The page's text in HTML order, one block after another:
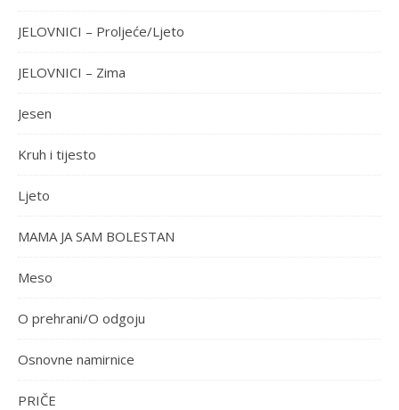
JELOVNICI – Proljeće/Ljeto
JELOVNICI – Zima
Jesen
Kruh i tijesto
Ljeto
MAMA JA SAM BOLESTAN
Meso
O prehrani/O odgoju
Osnovne namirnice
PRIČE